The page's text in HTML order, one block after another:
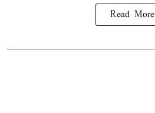
Read More